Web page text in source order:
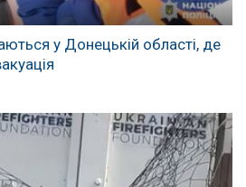
у Донецькій області, де